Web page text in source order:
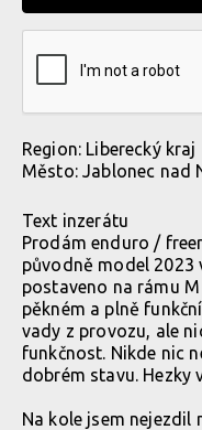
Region: Liberecký kraj
Město:Jablonec nad
Text inzerátu
Prodám enduro /
původně model 2023
postaveno na rámu
pěkném a plně
vady z provozu, ale
funkčnost. Nikde nic
dobrém stavu. Hezky
Na kole jsem nejezdil